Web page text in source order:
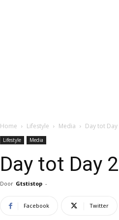
Home Lifestyle Media Day tot
Lifestyle Media
Day tot Day
Door Gtstistop -
Facebook Twitter